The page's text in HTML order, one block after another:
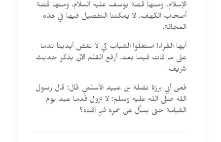
الإسلام. ومنها قصة يوسف عليه السلام. ومنها قصة
أصحاب الكهف. لا يمكننا التفصيل فيها في هذه
العجالة.
أيها القراء! استغلوا الشباب كي لا نغض أيدينا ندما
على ما فات فيما بعد. أرفع القلم الآن بذكر حديث
شريف
فعن أبي برزة نضلة بن عبيد الأسلمي قال: قال رسول
الله صلى الله عليه وسلم: لا تزول قدما عبد يوم
القيامة حتى يسأل عن عمره فيم أفناه؟